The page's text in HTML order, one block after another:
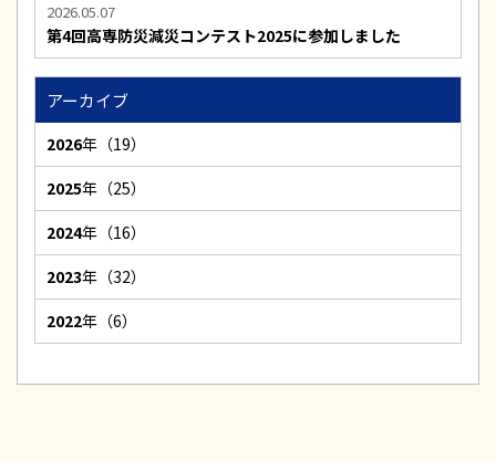
2026.05.07
第4回高専防災減災コンテスト2025に参加しました
アーカイブ
2026年（19）
2025年（25）
2024年（16）
2023年（32）
2022年（6）